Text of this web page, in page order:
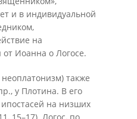
и в индивидуальной
на
от Иоанна о Логосе.
также
у Плотина. В его
на низших